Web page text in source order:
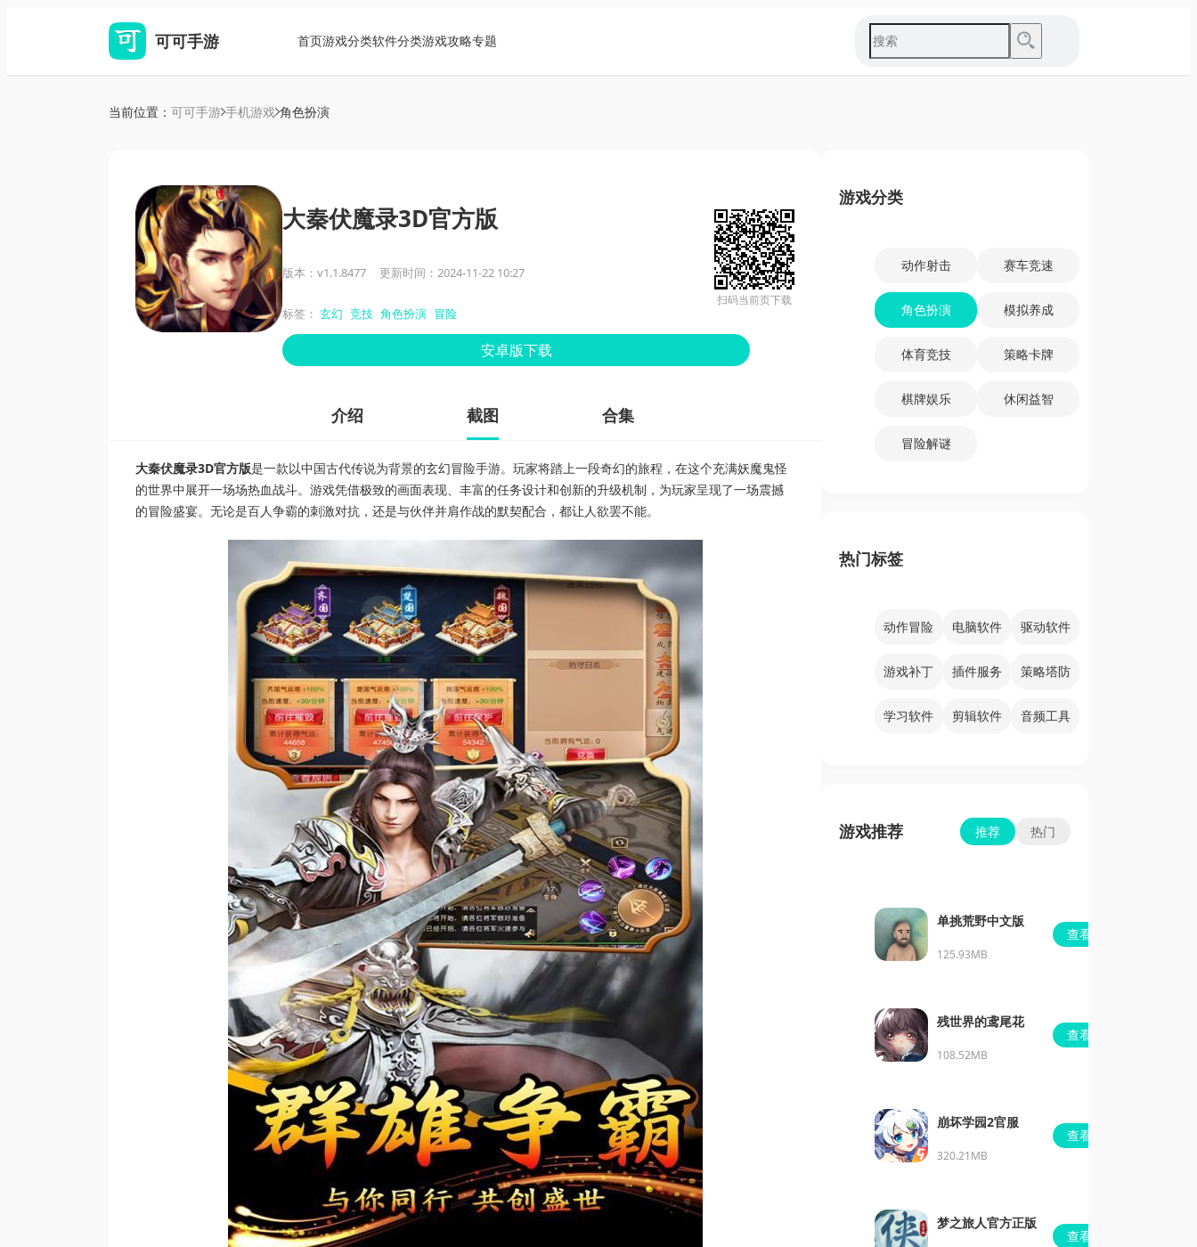
可可手游 首页游戏分类软件分类游戏攻略专题
当前位置： 可可手游 手机游戏 角色扮演
大秦伏魔录3D官方版
版本：v1.1.8477 更新时间：2024-11-22 10:27
标签： 玄幻 竞技 角色扮演 冒险
安卓版下载
扫码当前页下载
介绍 截图 合集
大秦伏魔录3D官方版是一款以中国古代传说为背景的玄幻冒险手游。玩家将踏上一段奇幻的旅程，在这个充满妖魔鬼怪
的世界中展开一场场热血战斗。游戏凭借极致的画面表现、丰富的任务设计和创新的升级机制，为玩家呈现了一场震撼
的冒险盛宴。无论是百人争霸的刺激对抗，还是与伙伴并肩作战的默契配合，都让人欲罢不能。
游戏分类
动作射击 赛车竞速
角色扮演 模拟养成
体育竞技 策略卡牌
棋牌娱乐 休闲益智
冒险解谜
热门标签
动作冒险 电脑软件 驱动软件
游戏补丁 插件服务 策略塔防
学习软件 剪辑软件 音频工具
游戏推荐 推荐 热门
单挑荒野中文版
125.93MB
查看
残世界的鸢尾花
108.52MB
查看
崩坏学园2官服
320.21MB
查看
梦之旅人官方正版
查看